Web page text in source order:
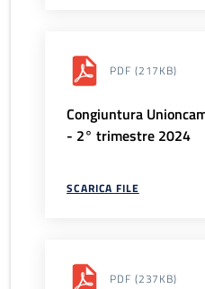
PDF (217KB)
Congiuntura
- 2° trimestre 2024
SCARICA FILE
PDF (237KB)